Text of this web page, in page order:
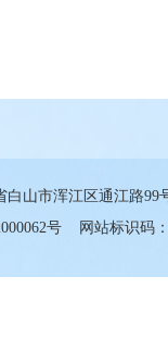
山市浑江区通江路99
号 网站标识码